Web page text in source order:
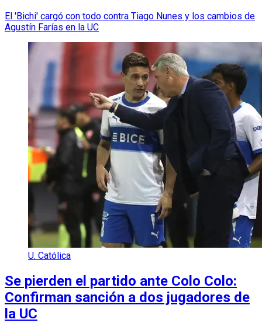
El 'Bichi' cargó con todo contra Tiago Nunes y los cambios de
Agustín Farías en la UC
U. Católica
Se pierden el partido ante Colo Colo:
Confirman sanción a dos jugadores de
la UC